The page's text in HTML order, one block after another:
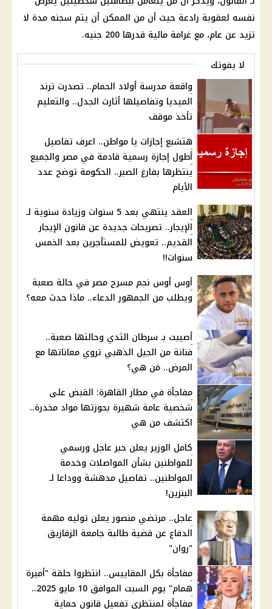
نفسه لعقوبة رادعة حيث أن من الممكن أن يتم سجنه مدة لا
تزيد عن عام، مع غرامة مالية قدرها 200 جنيه.
لا يفوتك
واقعة مدرسة أولاد الحمام.. تصدرت ترند
الميديا وتفاصيلها أثارت الجدل.. والتعليم
تأخذ موقف
هتشبع إجازات يا مواطن.. اعرف تفاصيل
أطول إجازة رسمية قادمة في مصر والجميع
ينتظرها بفارغ الصبر.. الحكومة توضح عدد
الأيام
العقد ينتهي بعد 5 سنوات وزيادة سنوية لـ
الإيجار.. تصريحات جديدة عن قانون الإيجار
القديم.. تعويض للمستأجرين بعد الخمس
سنوات!!
أوس أوس نجم مسرح مصر في حالة صعبة
ويطلب من الجمهور الدعاء.. ماذا حدث معه؟
أصيبت بـ سرطان الثدي وحالتها صعبة..
فنانة من الجيل الذهبي تروي معاناتها مع
المرض.. مَن هي؟
مفاجأة في مطار القاهرة: القبض على
شخصية عامة شهيرة بحوزتها مواد مخدرة..
اكتشف من هي
كامل الوزير يعلن خبر عاجل ورسمي
للمواطنين بشأن المواصلات وخدمة
المواطنين.. تفاصيل مدهشة ووداعا لـ
البنزين!
عاجل.. مرتضي منصور يعلن توليه مهمة
الدفاع عن قضية طالبة جامعة الزقازيق
"روان"
مفاجأة بكل المقاييس.. انتظروا حلقة "أميرة
همام" يوم السبت الموافق 10 مايو 2025..
مفاجأة لمنتظري تفعيل قانون حماية